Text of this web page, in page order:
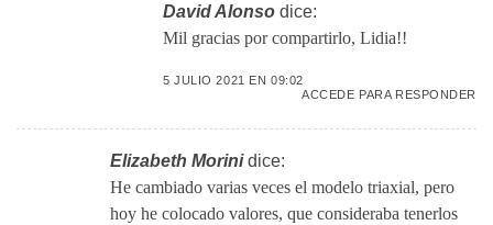
David Alonso dice:
Mil gracias por compartirlo, Lidia!!
5 JULIO 2021 EN 09:02
ACCEDE PARA RESPONDER
Elizabeth Morini dice:
He cambiado varias veces el modelo triaxial, pero
hoy he colocado valores, que consideraba tenerlos